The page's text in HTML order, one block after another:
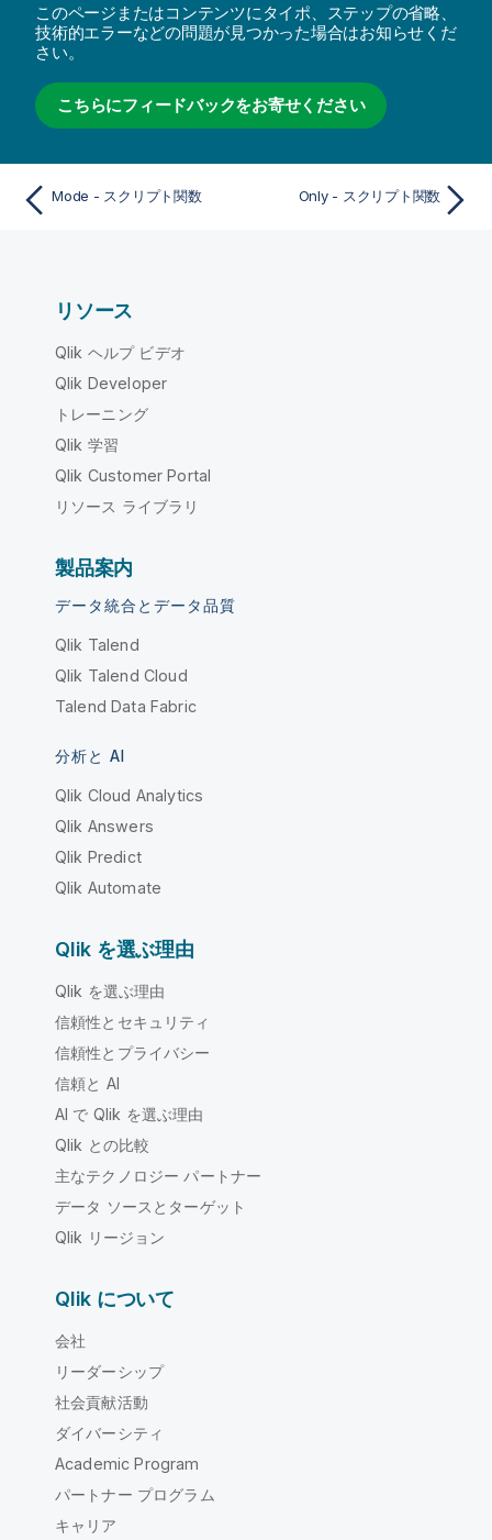
このページまたはコンテンツにタイポ、ステップの省略、
技術的エラーなどの問題が見つかった場合はお知らせくだ
さい。
こちらにフィードバックをお寄せください
Mode - スクリプト関数 Only - スクリプト関数
リソース
Qlik ヘルプ ビデオ
Qlik Developer
トレーニング
Qlik 学習
Qlik Customer Portal
リソース ライブラリ
製品案内
データ統合とデータ品質
Qlik Talend
Qlik Talend Cloud
Talend Data Fabric
分析と AI
Qlik Cloud Analytics
Qlik Answers
Qlik Predict
Qlik Automate
Qlik を選ぶ理由
Qlik を選ぶ理由
信頼性とセキュリティ
信頼性とプライバシー
信頼と AI
AI で Qlik を選ぶ理由
Qlik との比較
主なテクノロジー パートナー
データ ソースとターゲット
Qlik リージョン
Qlik について
会社
リーダーシップ
社会貢献活動
ダイバーシティ
Academic Program
パートナー プログラム
キャリア